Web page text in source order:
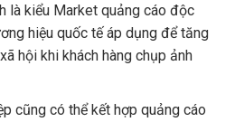
là kiểu Market quảng cáo độc
hiệu quốc tế áp dụng để tăng
hội khi khách hàng chụp ảnh
cũng có thể kết hợp quảng cáo